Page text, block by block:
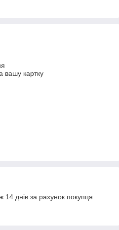
вашу картку
днів за рахунок покупця